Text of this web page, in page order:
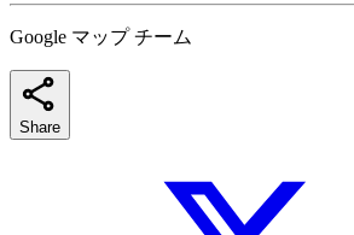
Google マップ チーム
Share